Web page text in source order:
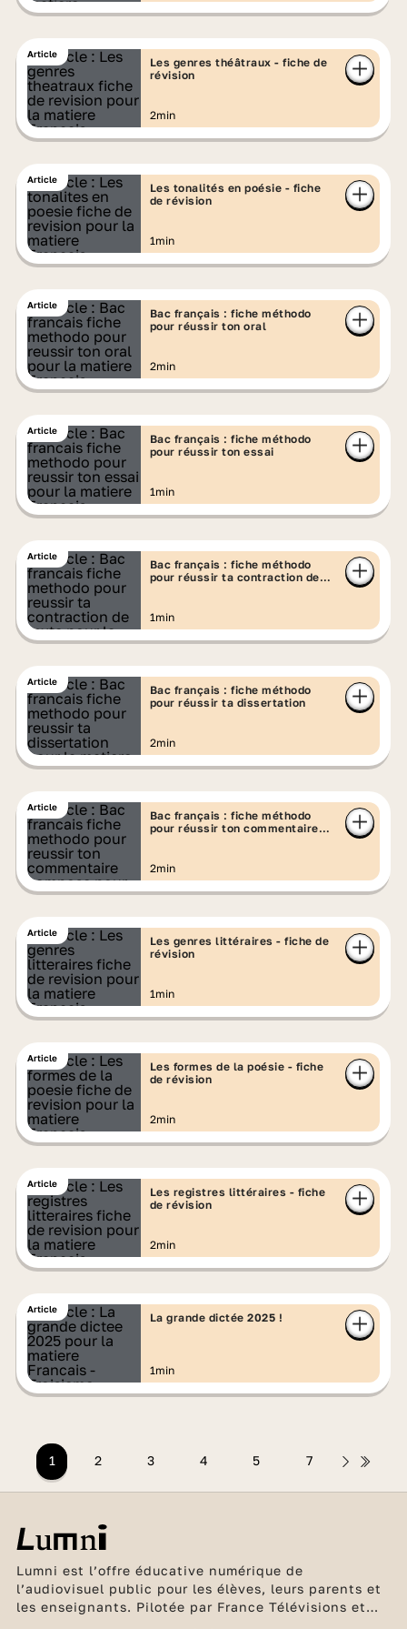
Article
Les genres théâtraux - fiche de
révision
2min
Article
Les tonalités en poésie - fiche
de révision
1min
Article
Bac français : fiche méthodo
pour réussir ton oral
2min
Article
Bac français : fiche méthodo
pour réussir ton essai
1min
Article
Bac français : fiche méthodo
pour réussir ta contraction de
1min
Article
Bac français : fiche méthodo
pour réussir ta dissertation
2min
Article
Bac français : fiche méthodo
pour réussir ton commentaire
2min
Article
Les genres littéraires - fiche de
révision
1min
Article
Les formes de la poésie - fiche
de révision
2min
Article
Les registres littéraires - fiche
de révision
2min
Article
La grande dictée 2025 !
1min
1 2 3 4 5 7
Lumni est l’offre éducative numérique de
l’audiovisuel public pour les élèves, leurs parents et
les enseignants. Pilotée par France Télévisions et